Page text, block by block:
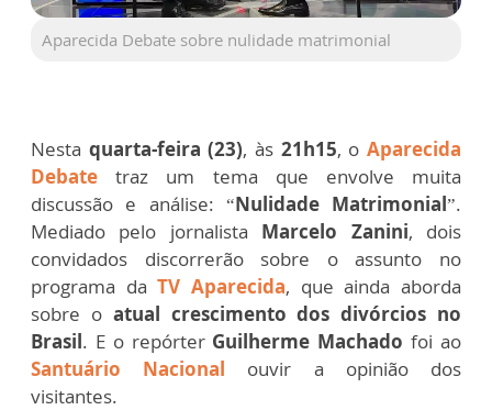
Aparecida Debate sobre nulidade matrimonial
Nesta quarta-feira (23), às 21h15, oAparecida
Debate traz um tema que envolve muita
discussão e análise: “Nulidade Matrimonial”.
Mediado pelo jornalista Marcelo Zanini, dois
convidados discorrerão sobre o assunto no
programa daTV Aparecida, que ainda aborda
sobre oatual crescimento dos divórcios no
Brasil. E o repórter Guilherme Machado foi ao
Santuário Nacional ouvir a opinião dos
visitantes.